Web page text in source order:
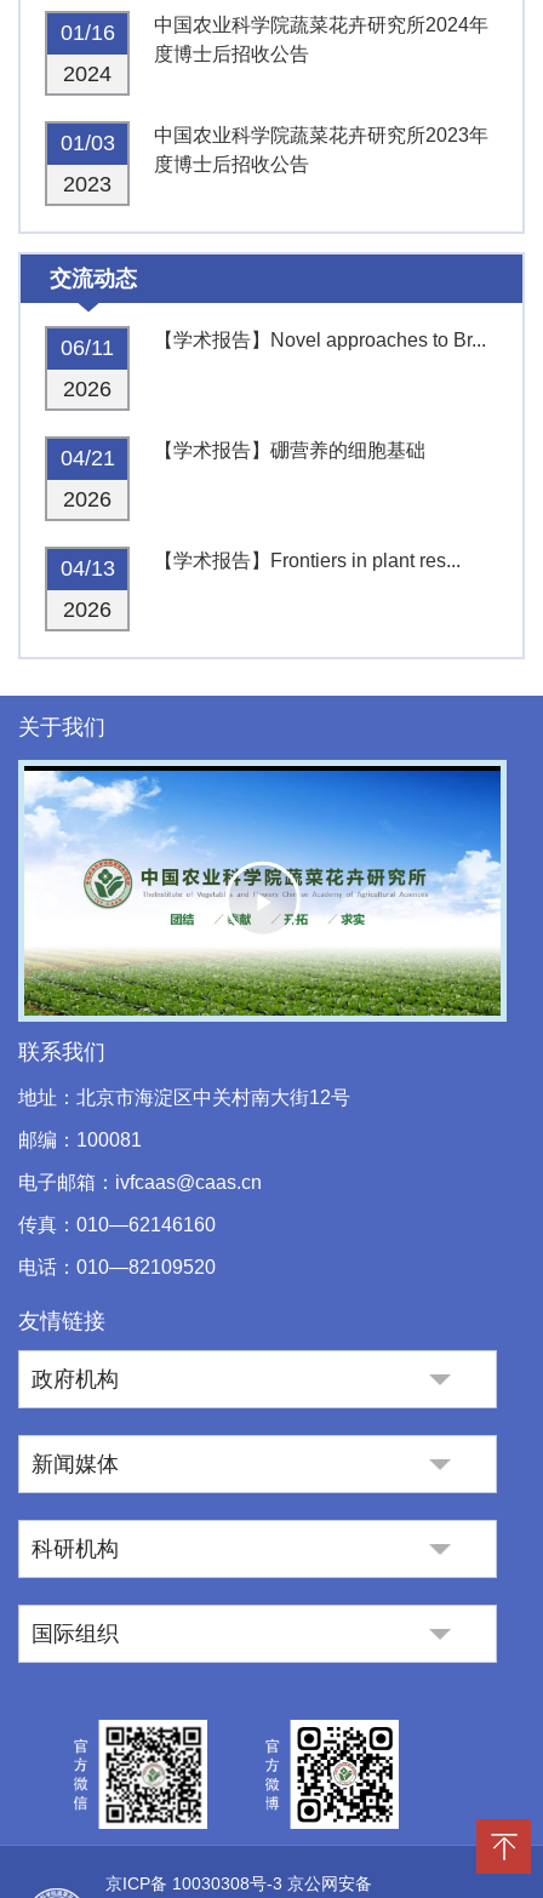
01/16
2024
中国农业科学院蔬菜花卉研究所2024年
度博士后招收公告
01/03
2023
中国农业科学院蔬菜花卉研究所2023年
度博士后招收公告
交流动态
06/11
2026
【学术报告】Novel approaches to Br...
04/21
2026
【学术报告】硼营养的细胞基础
04/13
2026
【学术报告】Frontiers in plant res...
关于我们
Play
Video
联系我们
地址：北京市海淀区中关村南大街12号
邮编：100081
电子邮箱：ivfcaas@caas.cn
传真：010—62146160
电话：010—82109520
友情链接
政府机构
新闻媒体
科研机构
国际组织
京ICP备 10030308号-3 京公网安备